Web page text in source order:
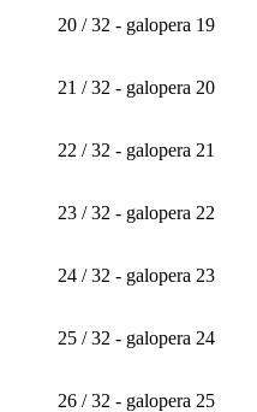
20 / 32 - galopera 19
21 / 32 - galopera 20
22 / 32 - galopera 21
23 / 32 - galopera 22
24 / 32 - galopera 23
25 / 32 - galopera 24
26 / 32 - galopera 25